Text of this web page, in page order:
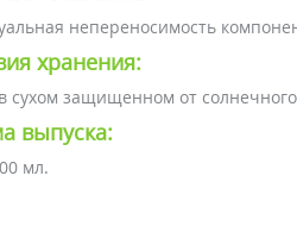
непереносимость
хранения:
сухом защищенном от
выпуска:
мл.